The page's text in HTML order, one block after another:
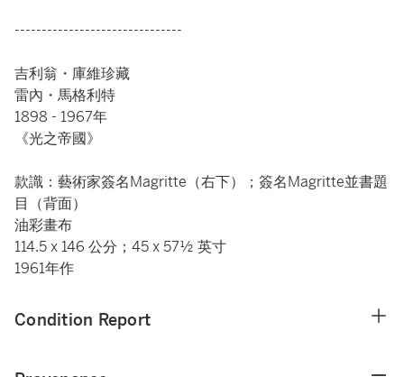
-------------------------------
吉利翁・庫維珍藏
雷內・馬格利特
1898 - 1967年
《光之帝國》
款識：藝術家簽名Magritte（右下）；簽名Magritte並書題
目（背面）
油彩畫布
114.5 x 146 公分；45 x 57½ 英寸
1961年作
Condition Report